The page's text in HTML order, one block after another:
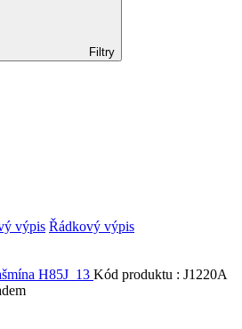
Filtry
výpis Řádkový výpis
H85J_13 Kód produktu : J1220A